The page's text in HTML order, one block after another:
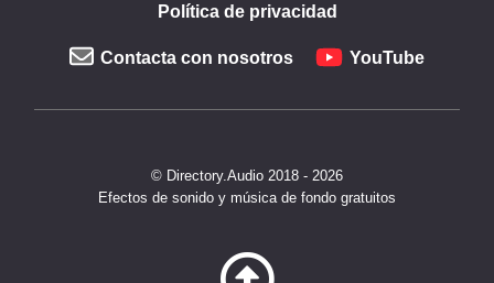
Política de privacidad
Contacta con nosotros YouTube
© Directory.Audio 2018 - 2026
Efectos de sonido y música de fondo gratuitos